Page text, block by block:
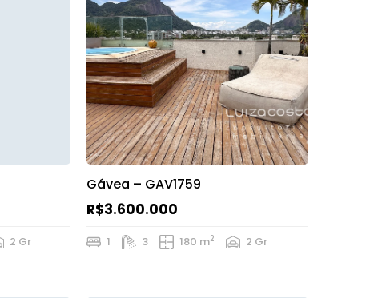
2 Gr
Gávea – GAV1759
R$3.600.000
1 3 180 m2 2 Gr